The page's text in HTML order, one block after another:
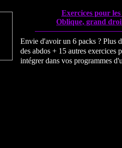
Exercices pour
Oblique, grand
Envie d'avoir un 6 packs ? Plus
des abdos + 15 autres exercices
intégrer dans vos programmes